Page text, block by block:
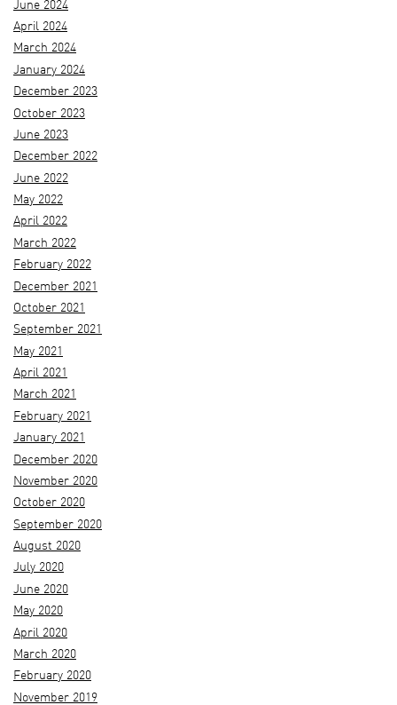
June 2024
April 2024
March 2024
January 2024
December 2023
October 2023
June 2023
December 2022
June 2022
May 2022
April 2022
March 2022
February 2022
December 2021
October 2021
September 2021
May 2021
April 2021
March 2021
February 2021
January 2021
December 2020
November 2020
October 2020
September 2020
August 2020
July 2020
June 2020
May 2020
April 2020
March 2020
February 2020
November 2019